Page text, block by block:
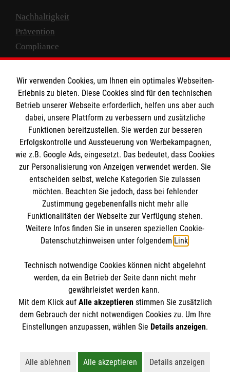
Nachhaltigkeit
Prävention
Compliance
Transparenz
Spenden und Helfen
Spendenkonto
Empfänger: Malteser Hilfsdienst e.V.
IBAN: DE10 3706 0120 1201 2000 12
BIC: GENODED 1PA7
Newsletter abonnieren
Cookies verwalten|AGB| Impressum|
Kontakt
Wir verwenden Cookies, um Ihnen ein optimales Webseiten-
Erlebnis zu bieten. Diese Cookies sind für den technischen
Betrieb unserer Webseite erforderlich, helfen uns aber auch
dabei, unsere Plattform zu verbessern und zusätzliche
Funktionen bereitzustellen. Sie werden zur besseren
Erfolgskontrolle und Aussteuerung von Werbekampagnen,
wie z.B. Google Ads, eingesetzt. Das bedeutet, dass Cookies
zur Personalisierung von Anzeigen verwendet werden. Sie
entscheiden selbst, welche Kategorien Sie zulassen
möchten. Beachten Sie jedoch, dass bei fehlender
Zustimmung gegebenenfalls nicht mehr alle
Funktionalitäten der Webseite zur Verfügung stehen.
Weitere Infos finden Sie in unseren speziellen Cookie-
Datenschutzhinweisen unter folgendem Link.
Technisch notwendige Cookies können nicht abgelehnt
werden, da ein Betrieb der Seite dann nicht mehr
gewährleistet werden kann.
Mit dem Klick auf Alle akzeptierenstimmen Sie zusätzlich
dem Gebrauch der nicht notwendigen Cookies zu. Um Ihre
Einstellungen anzupassen, wählen Sie Details anzeigen.
Alle ablehnen
Lehnt alle nicht-essentiellen Cookies ab
Alle akzeptieren
Akzeptiert alle Cookies
Details anzeigen